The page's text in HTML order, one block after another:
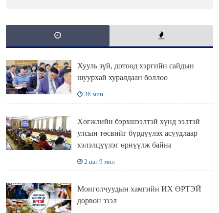
Хууль зүй, дотоод хэргийн сайдын
шуурхай хуралдаан боллоо
36 мин
Хөгжлийн бэрхшээлтэй хүнд ээлтэй
улсын төсвийг бүрдүүлэх асуудлаар
хэлэлцүүлэг өрнүүлж байна
2 цаг 9 мин
Монголчуудын хамгийн ИХ ӨРТЭЙ
дөрвөн зээл